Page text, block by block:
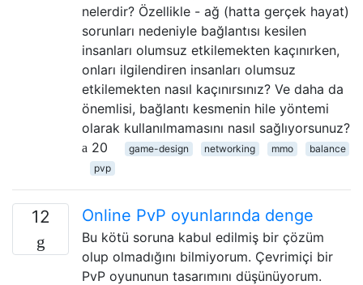
nelerdir? Özellikle - ağ (hatta gerçek hayat)
sorunları nedeniyle bağlantısı kesilen
insanları olumsuz etkilemekten kaçınırken,
onları ilgilendiren insanları olumsuz
etkilemekten nasıl kaçınırsınız? Ve daha da
önemlisi, bağlantı kesmenin hile yöntemi
olarak kullanılmamasını nasıl sağlıyorsunuz?
20
game-design networking mmo
balance
pvp
12 Online PvP oyunlarında denge
Bu kötü soruna kabul edilmiş bir çözüm
olup olmadığını bilmiyorum. Çevrimiçi bir
PvP oyununun tasarımını düşünüyorum.